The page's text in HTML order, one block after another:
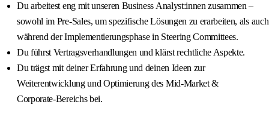
Du arbeitest eng mit unseren Business Analyst:innen zusammen –
sowohl im Pre‑Sales, um spezifische Lösungen zu erarbeiten, als auch
während der Implementierungsphase in Steering Committees.
Du führst Vertragsverhandlungen und klärst rechtliche Aspekte.
Du trägst mit deiner Erfahrung und deinen Ideen zur
Weiterentwicklung und Optimierung des Mid‑Market &
Corporate‑Bereichs bei.